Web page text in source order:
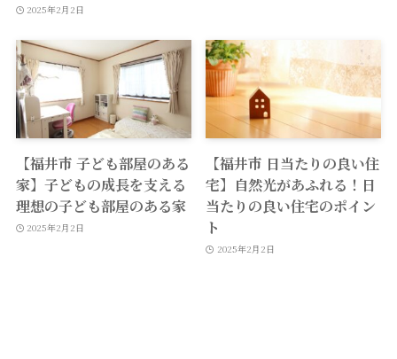
2025年2月2日
【福井市 子ども部屋のある
家】子どもの成長を支える
理想の子ども部屋のある家
2025年2月2日
【福井市 日当たりの良い住
宅】自然光があふれる！日
当たりの良い住宅のポイン
ト
2025年2月2日